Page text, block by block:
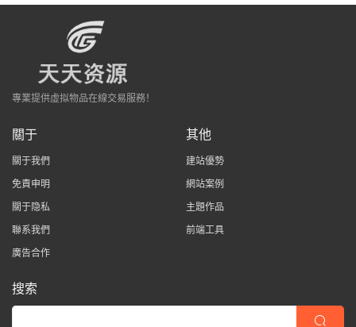
專業提供虛拟物品在線交易服務！
關于
關于我們
免責申明
關于隐私
聯系我們
廣告合作
其他
建站優勢
網站案例
主題作品
前端工具
搜索